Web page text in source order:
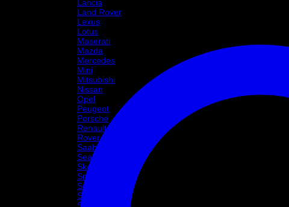
Lancia
Land Rover
Lexus
Lotus
Maserati
Mazda
Mercedes
Mini
Mitsubishi
Nissan
Opel
Peugeot
Porsche
Renault
Rover
Saab
Seat
Skoda
Smart
Ssangyong
Subaru
Suzuki